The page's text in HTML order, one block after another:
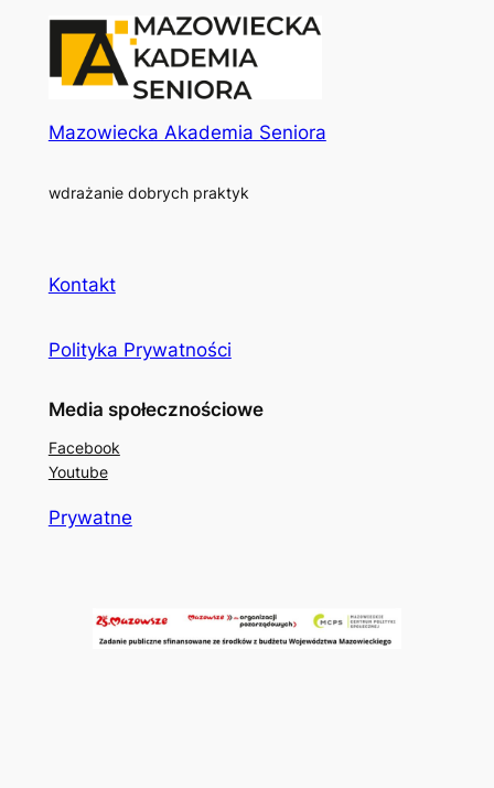
Mazowiecka Akademia Seniora
wdrażanie dobrych praktyk
Kontakt
Polityka Prywatności
Media społecznościowe
Facebook
Youtube
Prywatne